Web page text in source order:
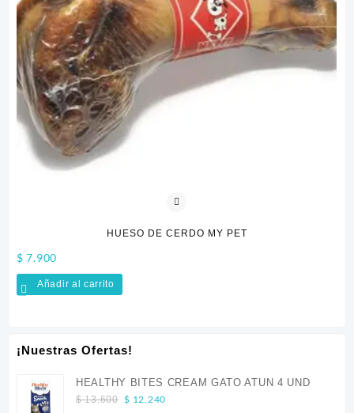
HUESO DE CERDO MY PET
$ 7.900
Añadir al carrito
¡Nuestras Ofertas!
HEALTHY BITES CREAM GATO ATUN 4 UND
$13.600 Original
$ 12.240Current